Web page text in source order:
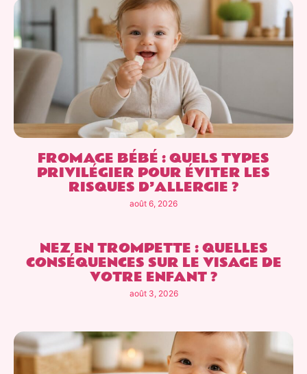
FROMAGE BÉBÉ : QUELS TYPES
PRIVILÉGIER POUR ÉVITER LES
RISQUES D’ALLERGIE ?
août 6, 2026
NEZ EN TROMPETTE : QUELLES
CONSÉQUENCES SUR LE VISAGE DE
VOTRE ENFANT ?
août 3, 2026